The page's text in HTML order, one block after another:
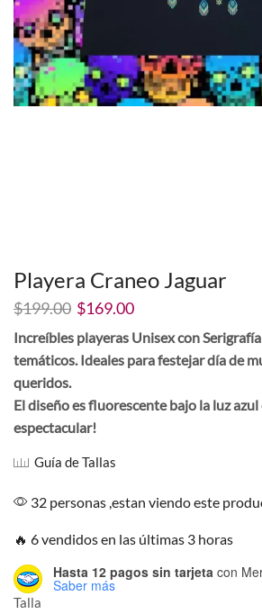
Playera Craneo Jaguar
$199.00 El
original
era:
$169.00El
actual
es:
Increíbles playeras Unisex con
temáticos. Ideales para festejar día de
queridos.
El diseño es fluorescente bajo la luz azul
espectacular!
Guía de Tallas
32 personas ,estan viendo este
🔥 6 vendidos en las últimas 3 horas
Hasta 12 pagos sin tarjeta con
Saber más
Talla